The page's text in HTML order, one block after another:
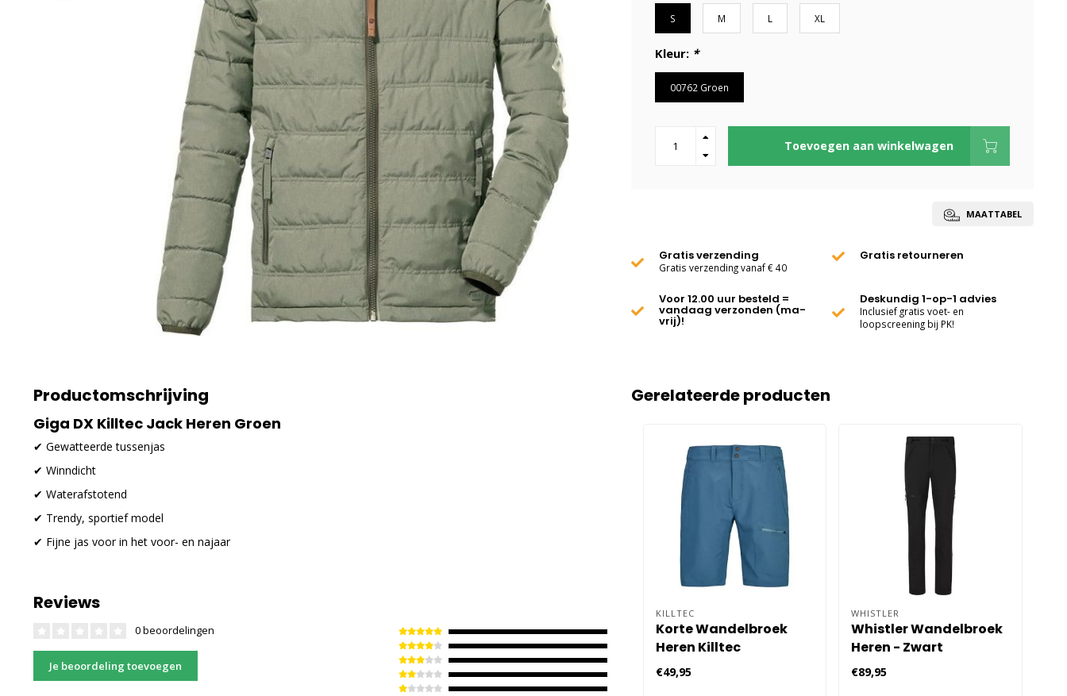
S M L XL
Kleur: *
00762 Groen
Toevoegen aan winkelwagen
MAATTABEL
Gratis verzending
Gratis verzending vanaf € 40
Gratis retourneren
Voor 12.00 uur besteld =
vandaag verzonden (ma-
vrij)!
Deskundig 1-op-1 advies
Inclusief gratis voet- en
loopscreening bij PK!
Productomschrijving
Giga DX Killtec Jack Heren Groen
✔ Gewatteerde tussenjas
✔ Winndicht
✔ Waterafstotend
✔ Trendy, sportief model
✔ Fijne jas voor in het voor- en najaar
Reviews
0 beoordelingen
Je beoordeling toevoegen
Gerelateerde producten
KILLTEC
Korte Wandelbroek
Heren Killtec
€49,95
WHISTLER
Whistler Wandelbroek
Heren - Zwart
€89,95